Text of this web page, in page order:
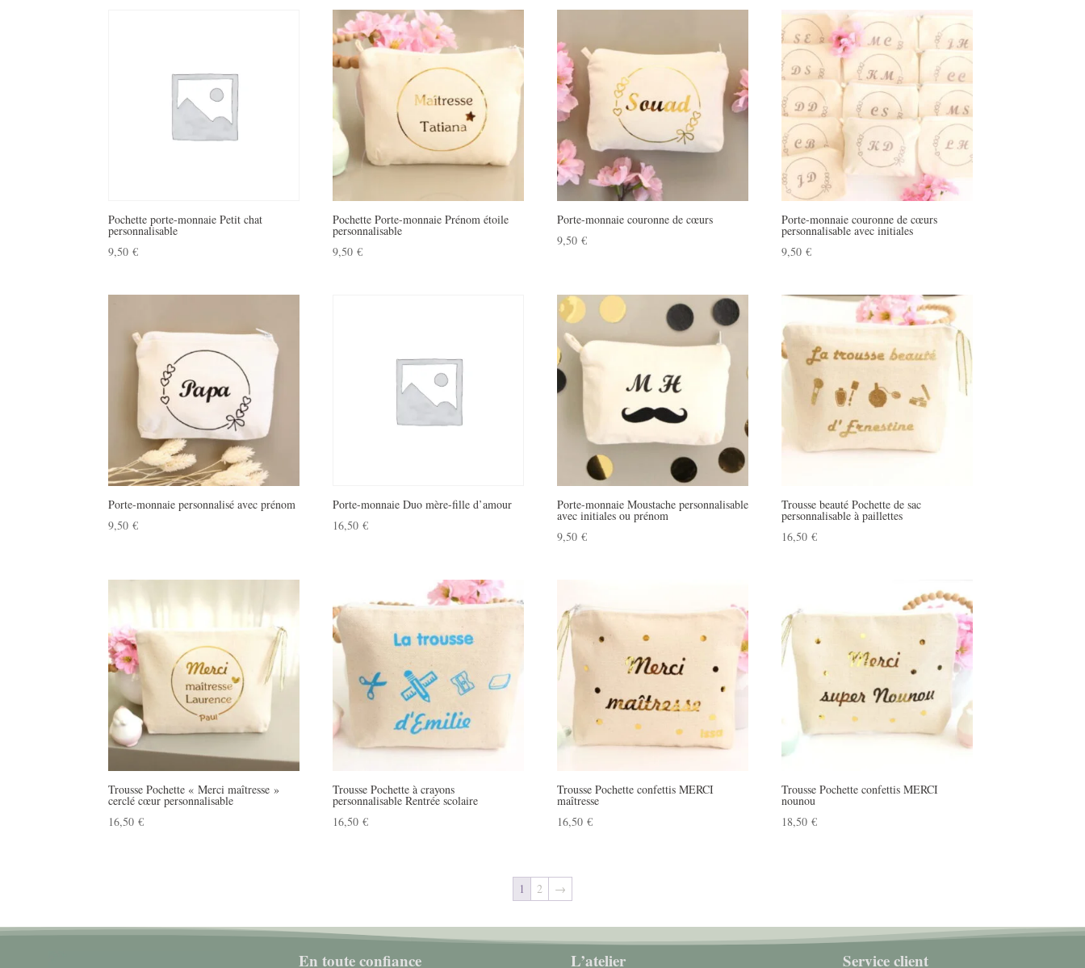
Pochette porte-monnaie Petit chat
personnalisable
9,50€
Pochette Porte-monnaie Prénom étoile
personnalisable
9,50€
Porte-monnaie couronne de cœurs
9,50€
Porte-monnaie couronne de cœurs
personnalisable avec initiales
9,50€
Porte-monnaie personnalisé avec prénom
9,50€
Porte-monnaie Duo mère-fille d’amour
16,50€
Porte-monnaie Moustache personnalisable
avec initiales ou prénom
9,50€
Trousse beauté Pochette de sac
personnalisable à paillettes
16,50€
Trousse Pochette « Merci maîtresse »
cerclé cœur personnalisable
16,50€
Trousse Pochette à crayons
personnalisable Rentrée scolaire
16,50€
Trousse Pochette confettis MERCI
maîtresse
16,50€
Trousse Pochette confettis MERCI
nounou
18,50€
1 2 →
En toute confiance L’atelier Service client